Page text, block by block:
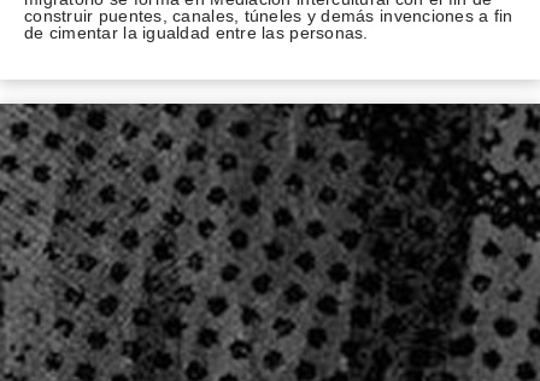
construir puentes, canales, túneles y demás invenciones a fin
de cimentar la igualdad entre las personas.